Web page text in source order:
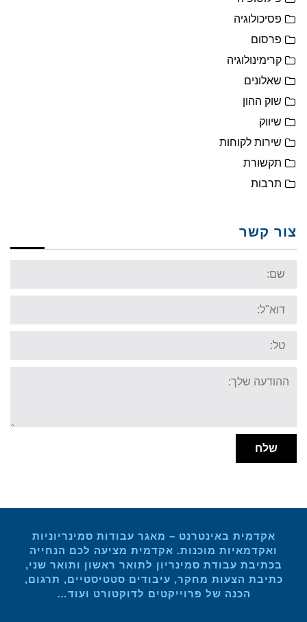
פסיכולוגיה
פרסום
קרימינולוגיה
שאלונים
שוק ההון
שיווק
שירות לקוחות
תקשורת
תרבות
צור קשר
message:
שלח
אקדמית באינטרנט – מאגר עבודות סמינריוניות
ואקדמאיות מוכנות. אקדמית מציעה לכם הנחייה
בכתיבת עבודת סמינריון לתואר ראשון ותואר שני,
כתיבת הצעות מחקר, עיבודים סטטיסטיים, תרגום,
הכנה של פרוייקטים לדוקטורט ועוד…